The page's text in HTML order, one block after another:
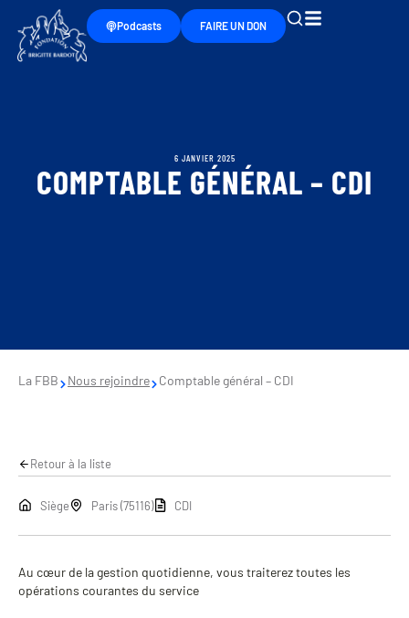
Podcasts FAIRE UN DON
6 JANVIER 2025
COMPTABLE GÉNÉRAL – CDI
La FBB Nous rejoindre Comptable général – CDI
Retour à la liste
Siège Paris (75116) CDI
Au cœur de la gestion quotidienne, vous traiterez toutes les
opérations courantes du service